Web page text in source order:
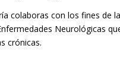
colaboras con los fines de
Neurológicas
crónicas.